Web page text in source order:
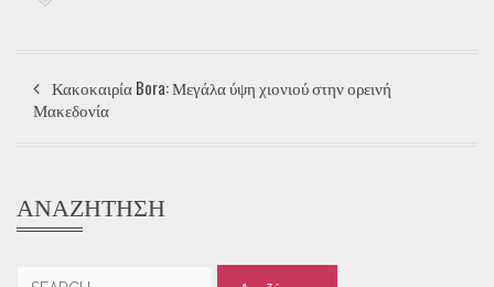
Κακοκαιρία Bora: Μεγάλα ύψη χιονιού στην ορεινή
Μακεδονία
ΑΝΑΖΉΤΗΣΗ